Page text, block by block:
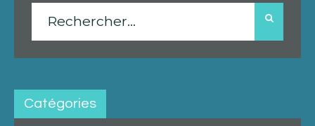
Rechercher :
Catégories